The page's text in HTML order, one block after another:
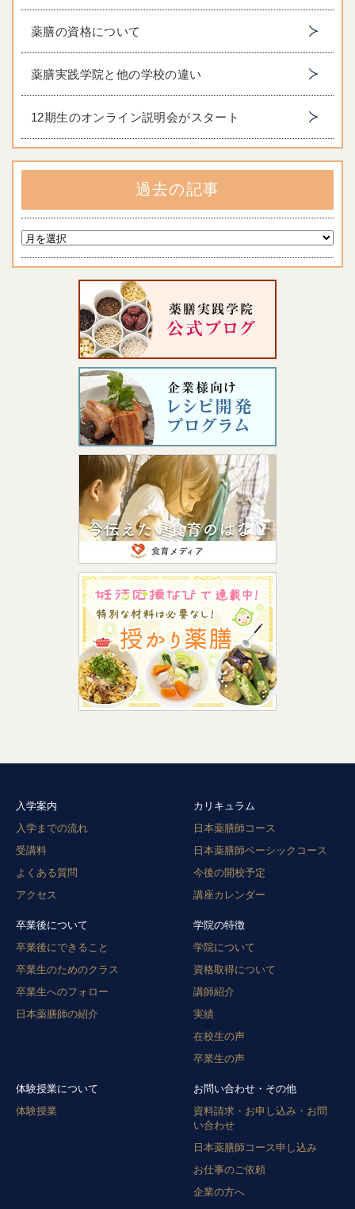
薬膳の資格について
薬膳実践学院と他の学校の違い
12期生のオンライン説明会がスタート
過去の記事
入学案内
入学までの流れ
受講料
よくある質問
アクセス
カリキュラム
日本薬膳師コース
日本薬膳師ベーシックコース
今後の開校予定
講座カレンダー
卒業後について
卒業後にできること
卒業生のためのクラス
卒業生へのフォロー
日本薬膳師の紹介
学院の特徴
学院について
資格取得について
講師紹介
実績
在校生の声
卒業生の声
体験授業について
体験授業
お問い合わせ・その他
資料請求・お申し込み・お問
い合わせ
日本薬膳師コース申し込み
お仕事のご依頼
企業の方へ